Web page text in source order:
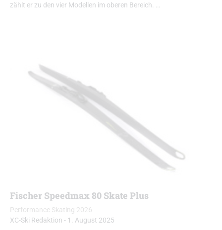
zählt er zu den vier Modellen im oberen Bereich. …
Fischer Speedmax 80 Skate Plus
Performance Skating 2026
XC-Ski Redaktion - 1. August 2025